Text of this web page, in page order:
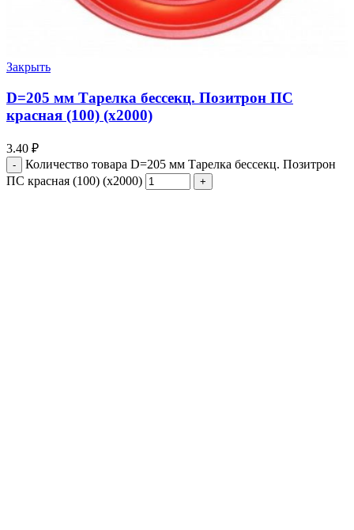
Закрыть
D=205 мм Тарелка бессекц. Позитрон ПС
красная (100) (х2000)
3.40 ₽
Количество товара D=205 мм Тарелка бессекц. Позитрон
ПС красная (100) (х2000)